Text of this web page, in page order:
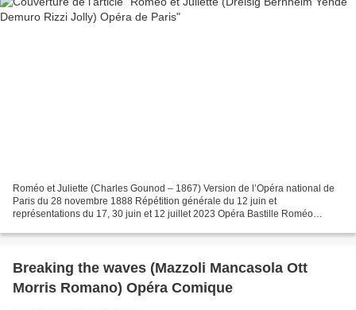
Roméo et Juliette (Charles Gounod – 1867) Version de l’Opéra national de
Paris du 28 novembre 1888 Répétition générale du 12 juin et
représentations du 17, 30 juin et 12 juillet 2023 Opéra Bastille Roméo
Breaking the waves (Mazzoli Mancasola Ott
Morris Romano) Opéra Comique